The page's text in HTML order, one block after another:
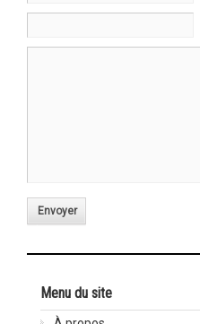
Envoyer
Menu du site